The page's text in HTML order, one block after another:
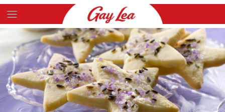
Skip
to
content
Main
Content